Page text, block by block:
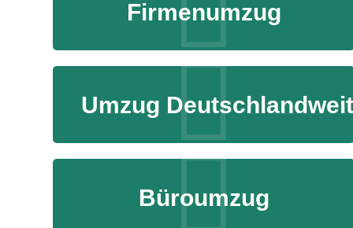
Firmenumzug
Umzug
Büroumzug